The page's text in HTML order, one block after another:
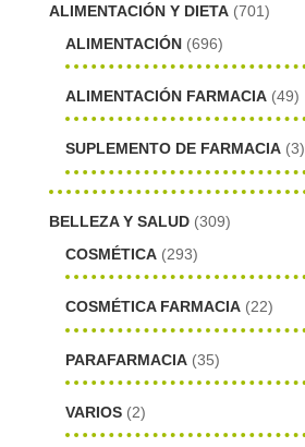
ALIMENTACIÓN Y DIETA (701)
ALIMENTACIÓN (696)
ALIMENTACIÓN FARMACIA (49)
SUPLEMENTO DE FARMACIA (3)
BELLEZA Y SALUD (309)
COSMÉTICA (293)
COSMÉTICA FARMACIA (22)
PARAFARMACIA (35)
VARIOS (2)